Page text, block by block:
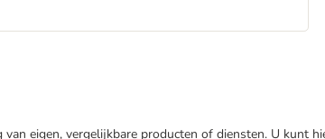
eigen, vergelijkbare producten of diensten. U kunt